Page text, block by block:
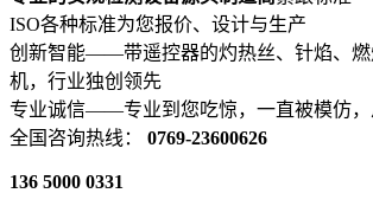
ISO各种标准为您报价、设计与生产
创新智能——带遥控器的灼热丝、针焰、燃
机，行业独创领先
专业诚信——专业到您吃惊，一直被模仿，
全国咨询热线： 0769-23600626
136 5000 0331